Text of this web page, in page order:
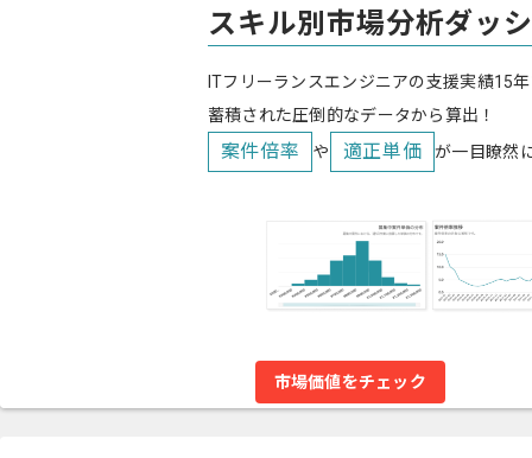
スキル別市場分析ダッ
ITフリーランスエンジニアの支援実績15
蓄積された圧倒的なデータから算出！
案件倍率 や 適正単価 が一目瞭然
市場価値をチェック